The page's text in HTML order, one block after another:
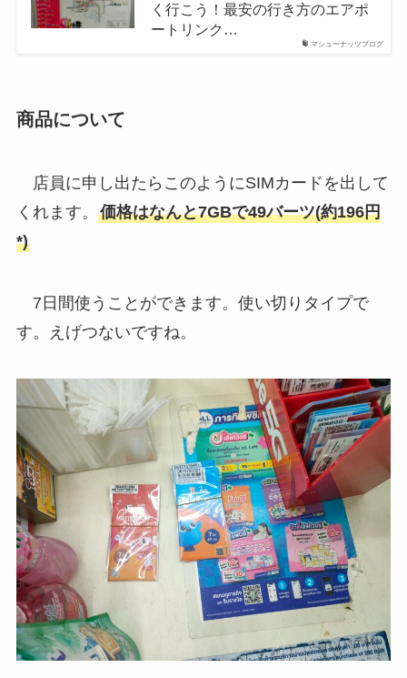
マシューナッツブログ
く行こう！最安の行き方のエアポ
ートリンク…
商品について
店員に申し出たらこのようにSIMカードを出して
くれます。 価格はなんと7GBで49バーツ(約196円
*)
7日間使うことができます。使い切りタイプで
す。えげつないですね。